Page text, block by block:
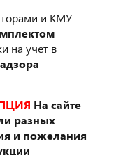
и КМУ
на учет в
На сайте
разных
и пожелания